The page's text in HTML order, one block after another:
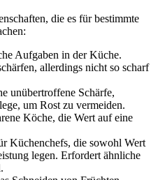
die es für bestimmte
Aufgaben in der Küche.
allerdings nicht so scharf
unübertroffene Schärfe,
um Rost zu vermeiden.
Köche, die Wert auf eine
Küchenchefs, die sowohl Wert
legen. Erfordert ähnliche